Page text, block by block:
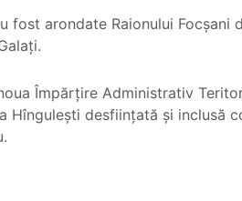
fost arondate Raionului Focșani
Împărțire Administrativ
Hîngulești desființată și inclusă